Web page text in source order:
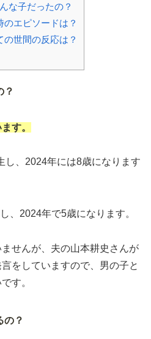
な子だったの？
エピソードは？
世間の反応は？
？
す。
し、2024年には8歳になります
、2024年で5歳になります。
せんが、夫の山本耕史さんが
をしていますので、男の子と
す。
の？